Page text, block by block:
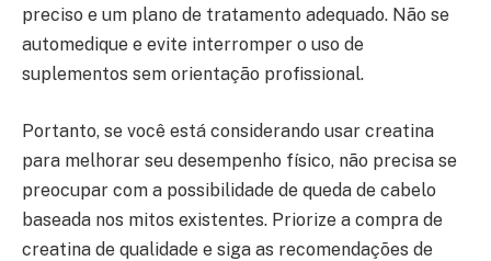
preciso e um plano de tratamento adequado. Não se
automedique e evite interromper o uso de
suplementos sem orientação profissional.
Portanto, se você está considerando usar creatina
para melhorar seu desempenho físico, não precisa se
preocupar com a possibilidade de queda de cabelo
baseada nos mitos existentes. Priorize a compra de
creatina de qualidade e siga as recomendações de